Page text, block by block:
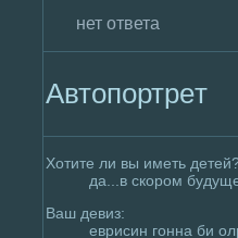
нет ответа
Автопортpeт
Хотите ли вы иметь
да...в скоpoм
Ваш девиз:
еврисин гонна би